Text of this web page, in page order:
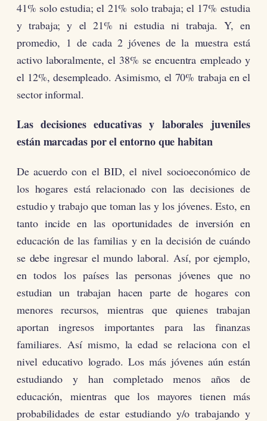
41% solo estudia; el 21% solo trabaja; el 17% estudia
y trabaja; y el 21% ni estudia ni trabaja. Y, en
promedio, 1 de cada 2 jóvenes de la muestra está
activo laboralmente, el 38% se encuentra empleado y
el 12%, desempleado. Asimismo, el 70% trabaja en el
sector informal.
Las decisiones educativas y laborales juveniles
están marcadas por el entorno que habitan
De acuerdo con el BID, el nivel socioeconómico de
los hogares está relacionado con las decisiones de
estudio y trabajo que toman las y los jóvenes. Esto, en
tanto incide en las oportunidades de inversión en
educación de las familias y en la decisión de cuándo
se debe ingresar el mundo laboral. Así, por ejemplo,
en todos los países las personas jóvenes que no
estudian un trabajan hacen parte de hogares con
menores recursos, mientras que quienes trabajan
aportan ingresos importantes para las finanzas
familiares. Así mismo, la edad se relaciona con el
nivel educativo logrado. Los más jóvenes aún están
estudiando y han completado menos años de
educación, mientras que los mayores tienen más
probabilidades de estar estudiando y/o trabajando y